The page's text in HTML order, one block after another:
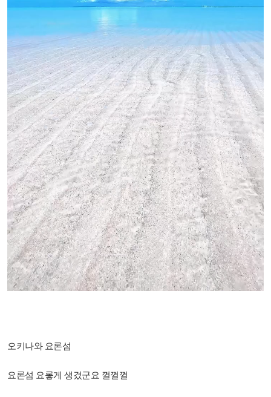
오키나와 요론섬
요론섬 요롷게 생겼군요 껄껄껄